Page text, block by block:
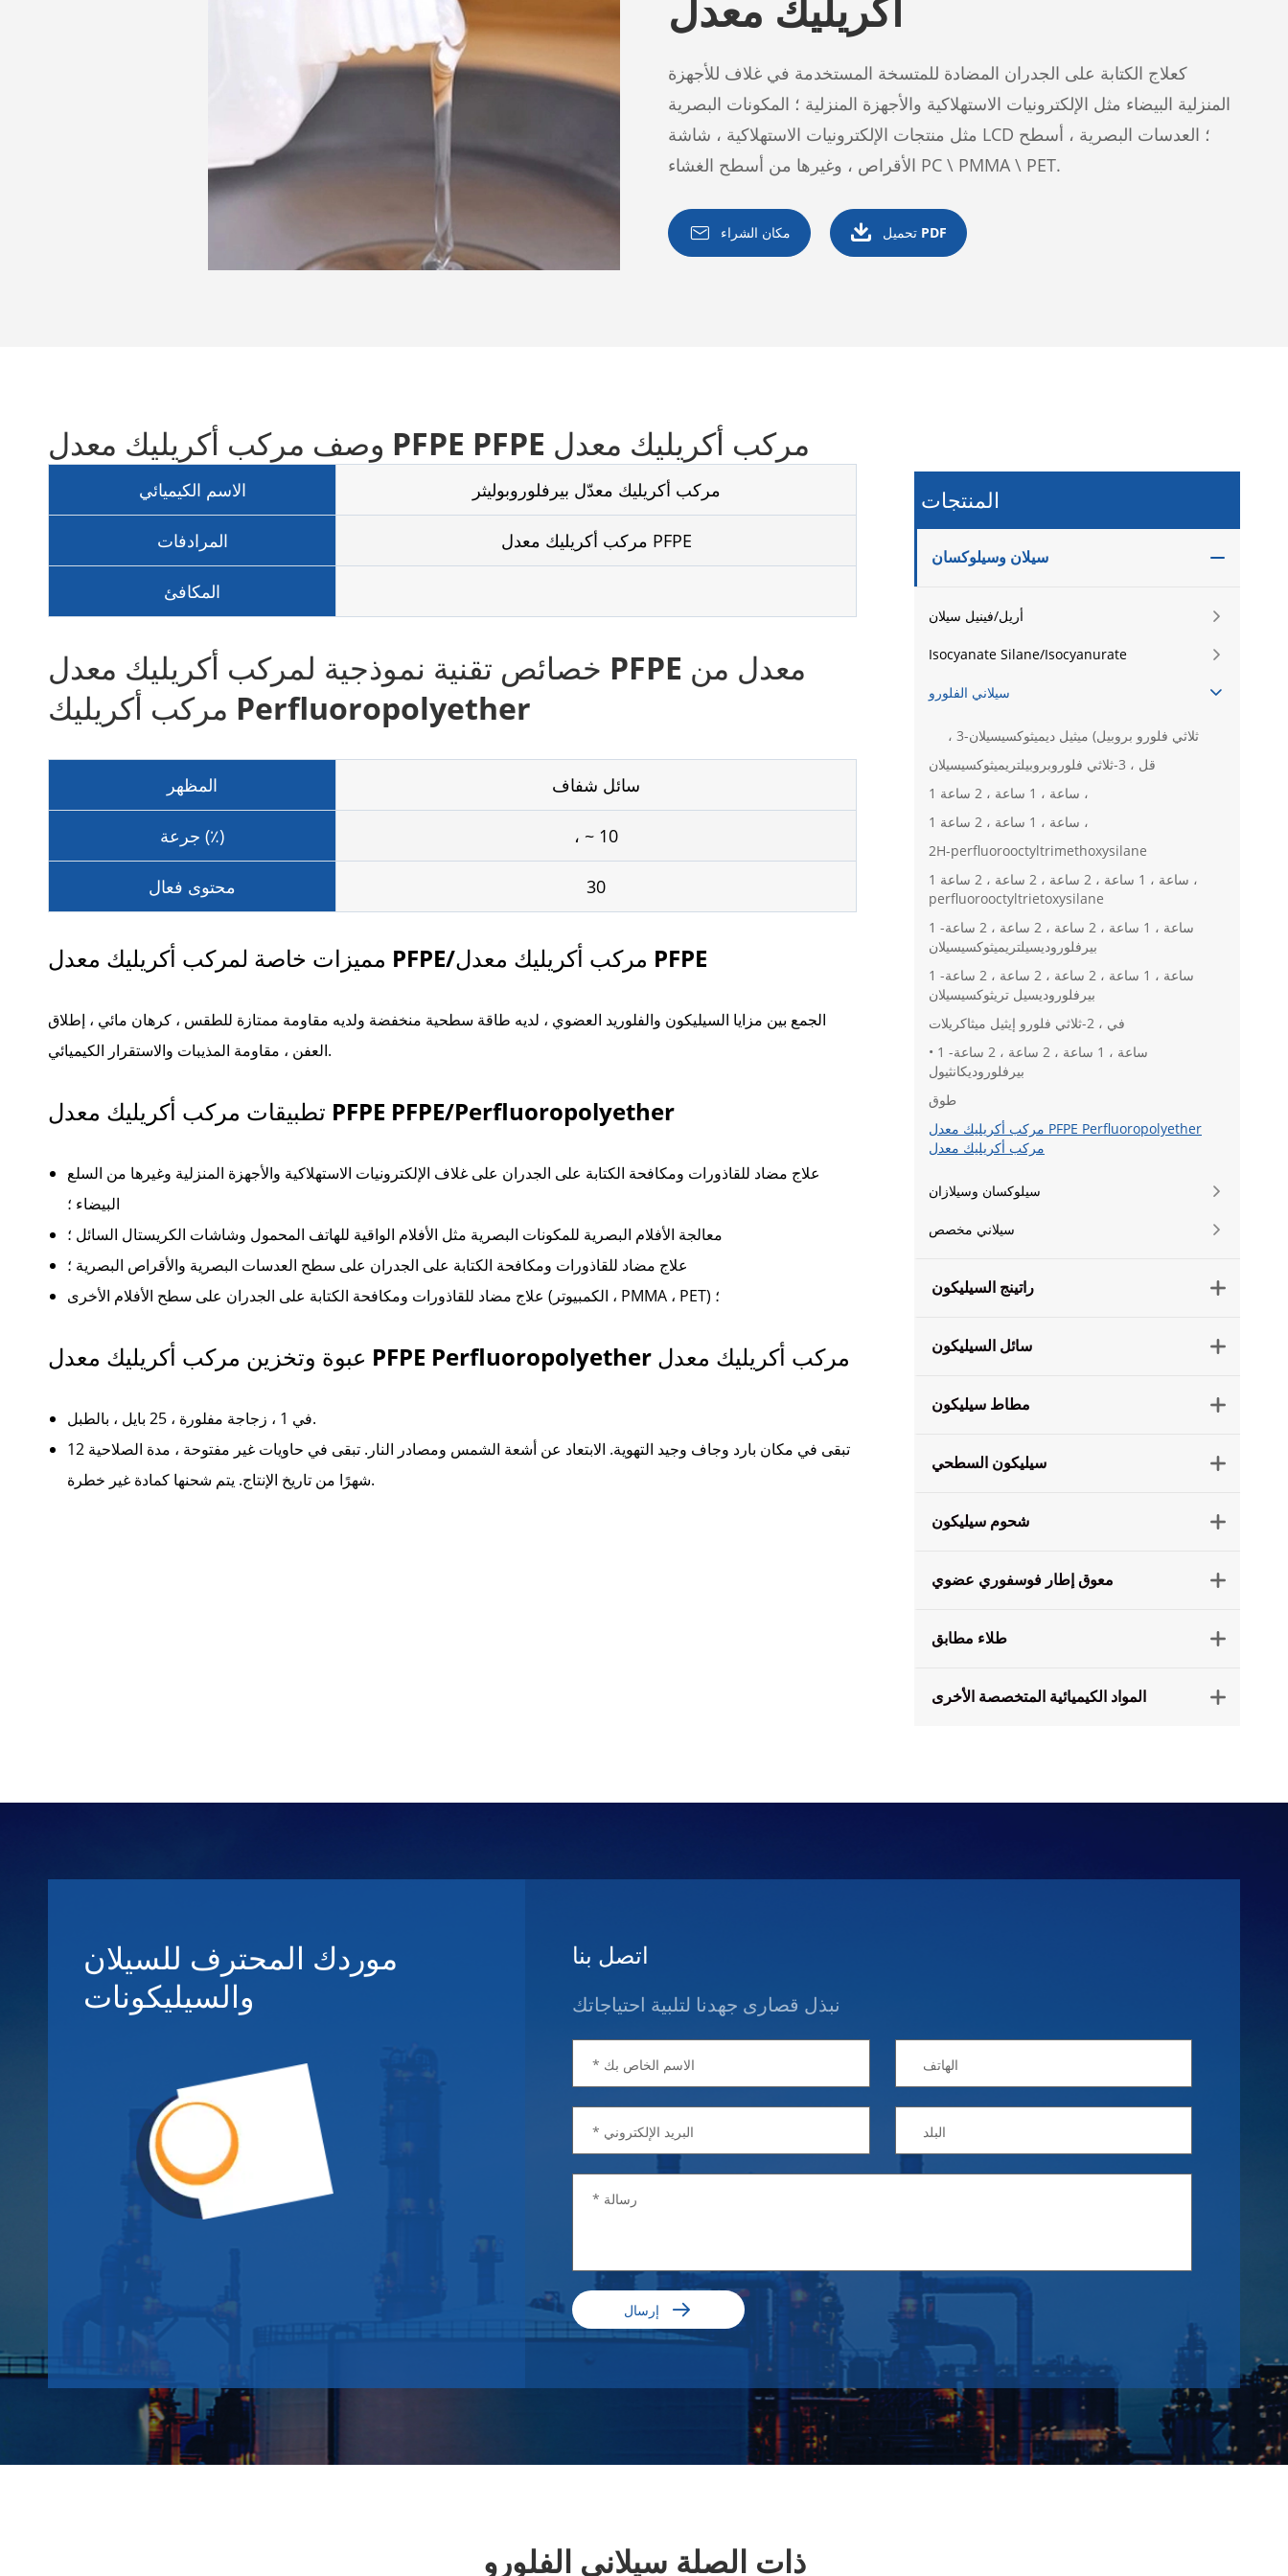
كعلاج الكتابة على الجدران المضادة للمتسخة المستخدمة في غلاف للأجهزة
المنزلية البيضاء مثل الإلكترونيات الاستهلاكية والأجهزة المنزلية ؛ المكونات البصرية
مثل منتجات الإلكترونيات الاستهلاكية ، شاشة LCD ؛ العدسات البصرية ، أسطح
الأقراص ، وغيرها من أسطح الغشاء PC \ PMMA \ PET.
 مكان الشراء  تحميل PDF
وصف مركب أكريليك معدل PFPE PFPE مركب أكريليك معدل
الاسم الكيميائي مركب أكريليك معدّل بيرفلوروبوليثر
المرادفات مركب أكريليك معدل PFPE
المكافئ
خصائص تقنية نموذجية لمركب أكريليك معدل PFPE معدل من
مركب أكريليك Perfluoropolyether
المظهر سائل شفاف
جرعة (٪) ، ~ 10
محتوى فعال 30
مميزات خاصة لمركب أكريليك معدل PFPE/مركب أكريليك معدل PFPE
الجمع بين مزايا السيليكون والفلوريد العضوي ، لديه طاقة سطحية منخفضة ولديه مقاومة ممتازة للطقس ، كرهان مائي ، إطلاق
العفن ، مقاومة المذيبات والاستقرار الكيميائي.
تطبيقات مركب أكريليك معدل PFPE PFPE/Perfluoropolyether
علاج مضاد للقاذورات ومكافحة الكتابة على الجدران على غلاف الإلكترونيات الاستهلاكية والأجهزة المنزلية وغيرها من السلع
البيضاء ؛
معالجة الأفلام البصرية للمكونات البصرية مثل الأفلام الواقية للهاتف المحمول وشاشات الكريستال السائل ؛
علاج مضاد للقاذورات ومكافحة الكتابة على الجدران على سطح العدسات البصرية والأقراص البصرية ؛
علاج مضاد للقاذورات ومكافحة الكتابة على الجدران على سطح الأفلام الأخرى (الكمبيوتر ، PMMA ، PET) ؛
عبوة وتخزين مركب أكريليك معدل PFPE Perfluoropolyether مركب أكريليك معدل
في 1 ، زجاجة مفلورة ، 25 بايل ، بالطبل.
تبقى في مكان بارد وجاف وجيد التهوية. الابتعاد عن أشعة الشمس ومصادر النار. تبقى في حاويات غير مفتوحة ، مدة الصلاحية 12
شهرًا من تاريخ الإنتاج. يتم شحنها كمادة غير خطرة.
المنتجات
سيلان وسيلوكسان 
أريل/فينيل سيلان 
Isocyanate Silane/Isocyanurate 
سيلاني الفلورو 
‎ ‎ ‎ ‎ ‎ ، 3-ثلاثي فلورو بروبيل) ميثيل ديميثوكسيسيلان
قل ، 3-ثلاثي فلوروبروبيلتريميثوكسيسيلان
1 ساعة ، 1 ساعة ، 2 ساعة ،
1 ساعة ، 1 ساعة ، 2 ساعة ،
2H-perfluorooctyltrimethoxysilane
1 ساعة ، 1 ساعة ، 2 ساعة ، 2 ساعة ، 2 ساعة ،
perfluorooctyltrietoxysilane
1 ساعة ، 1 ساعة ، 2 ساعة ، 2 ساعة ، 2 ساعة-
بيرفلوروديسيلتريميثوكسيسيلان
1 ساعة ، 1 ساعة ، 2 ساعة ، 2 ساعة ، 2 ساعة-
بيرفلوروديسيل تريثوكسيسيلان
في ، 2-ثلاثي فلورو إيثيل ميثاكريلات
• 1 ساعة ، 1 ساعة ، 2 ساعة ، 2 ساعة-
بيرفلوروديكانثيول
طوق
مركب أكريليك معدل PFPE Perfluoropolyether
مركب أكريليك معدل
سيلوكسان وسيلازان 
سيلاني مخصص 
راتينج السيليكون 
سائل السيليكون 
مطاط سيليكون 
سيليكون السطحي 
شحوم سيليكون 
معوق إطار فوسفوري عضوي 
طلاء مطابق 
المواد الكيميائية المتخصصة الأخرى 
موردك المحترف للسيلان
والسيليكونات
اتصل بنا
نبذل قصارى جهدنا لتلبية احتياجاتك
إرسال 
ذات الصلة سيلاني الفلورو